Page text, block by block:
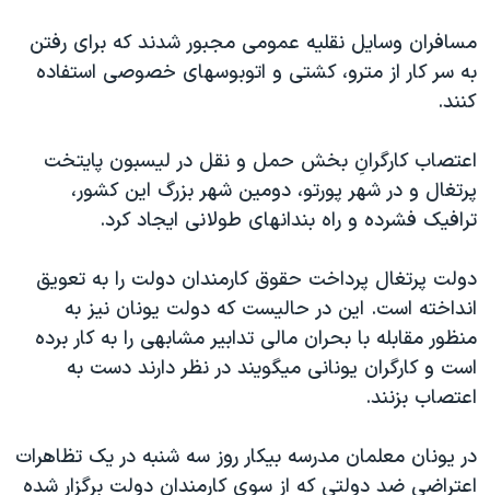
حقوق شهروندی
اقتصادی
اسرائیل در جنگ
گالری عکس
انتخابات ریاست جمهوری آمریکا ۲۰۲۴
حمله جمهوری اسلامی به اسرائیل
ورزش زنان در ایران
اعتراضات زن، زندگی، آزادی
تریبونال مردمی آبان ۹۸
دادگاه حمید نوری
چهل سال گروگان‌گیری
اعتراضات مردمی آبان ۹۸
زبانهای مختلف
مسافران وسايل نقليه عمومی مجبور شدند که برای رفتن
به سر کار از مترو، کشتی و اتوبوسهای خصوصی استفاده
کنند.
اعتصاب کارگرانِ بخش حمل و نقل در ليسبون پايتخت
پرتغال و در شهر پورتو، دومين شهر بزرگ اين کشور،
ترافيک فشرده و راه بندانهای طولانی ايجاد کرد.
دولت پرتغال پرداخت حقوق کارمندان دولت را به تعويق
انداخته است. اين در حاليست که دولت يونان نيز به
منظور مقابله با بحران مالی تدابير مشابهی را به کار برده
است و کارگران يونانی ميگويند در نظر دارند دست به
اعتصاب بزنند.
در يونان معلمان مدرسه بيکار روز سه شنبه در يک تظاهرات
اعتراضی ضد دولتی که از سوی کارمندان دولت برگزار شده